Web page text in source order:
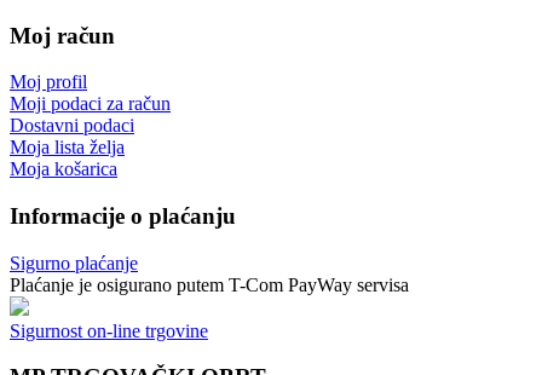
Moj račun
Moj profil
Moji podaci za račun
Dostavni podaci
Moja lista želja
Moja košarica
Informacije o plaćanju
Sigurno plaćanje
Plaćanje je osigurano putem T-Com PayWay servisa
Sigurnost on-line trgovine